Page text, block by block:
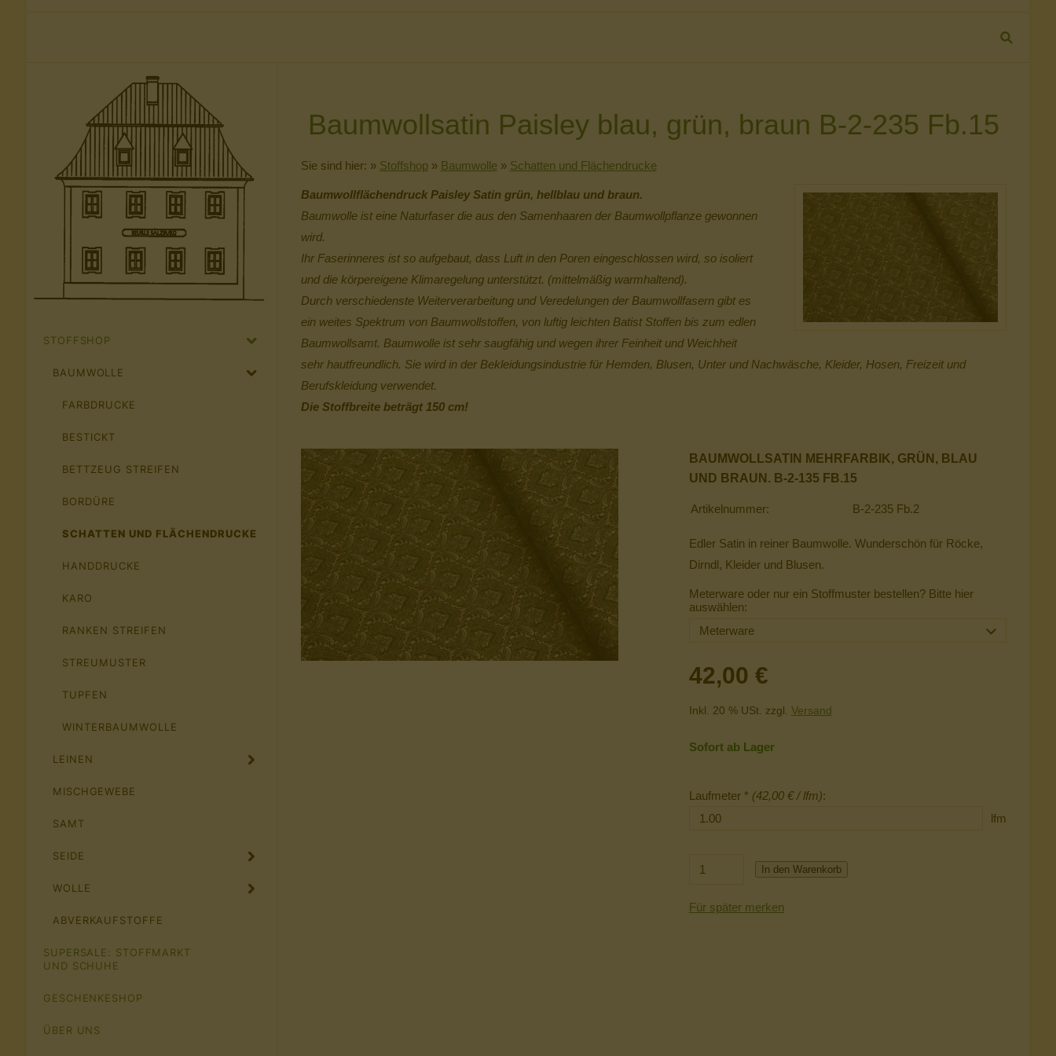
STOFFSHOP
BAUMWOLLE
FARBDRUCKE
BESTICKT
BETTZEUG STREIFEN
BORDÜRE
SCHATTEN UND FLÄCHENDRUCKE
HANDDRUCKE
KARO
RANKEN STREIFEN
STREUMUSTER
TUPFEN
WINTERBAUMWOLLE
LEINEN
MISCHGEWEBE
SAMT
SEIDE
WOLLE
ABVERKAUFSTOFFE
SUPERSALE: STOFFMARKT
UND SCHUHE
GESCHENKESHOP
ÜBER UNS
Baumwollsatin Paisley blau, grün, braun B-2-235 Fb.15
Sie sind hier: » Stoffshop» Baumwolle» Schatten und Flächendrucke
Baumwollflächendruck Paisley Satin grün, hellblau und braun.
Baumwolle ist eine Naturfaser die aus den Samenhaaren der Baumwollpflanze gewonnen
wird.
Ihr Faserinneres ist so aufgebaut, dass Luft in den Poren eingeschlossen wird, so isoliert
und die körpereigene Klimaregelung unterstützt. (mittelmäßig warmhaltend).
Durch verschiedenste Weiterverarbeitung und Veredelungen der Baumwollfasern gibt es
ein weites Spektrum von Baumwollstoffen, von luftig leichten Batist Stoffen bis zum edlen
Baumwollsamt. Baumwolle ist sehr saugfähig und wegen ihrer Feinheit und Weichheit
sehr hautfreundlich. Sie wird in der Bekleidungsindustrie für Hemden, Blusen, Unter und Nachwäsche, Kleider, Hosen, Freizeit und
Berufskleidung verwendet.
Die Stoffbreite beträgt 150 cm!
BAUMWOLLSATIN MEHRFARBIK, GRÜN, BLAU
UND BRAUN. B-2-135 FB.15
Artikelnummer: B-2-235 Fb.2
Edler Satin in reiner Baumwolle. Wunderschön für Röcke,
Dirndl, Kleider und Blusen.
Meterware oder nur ein Stoffmuster bestellen? Bitte hier
auswählen:
42,00 €
Inkl. 20 % USt. zzgl. Versand
Sofort ab Lager
Laufmeter * (42,00 € / lfm):
lfm
In den Warenkorb
Für später merken